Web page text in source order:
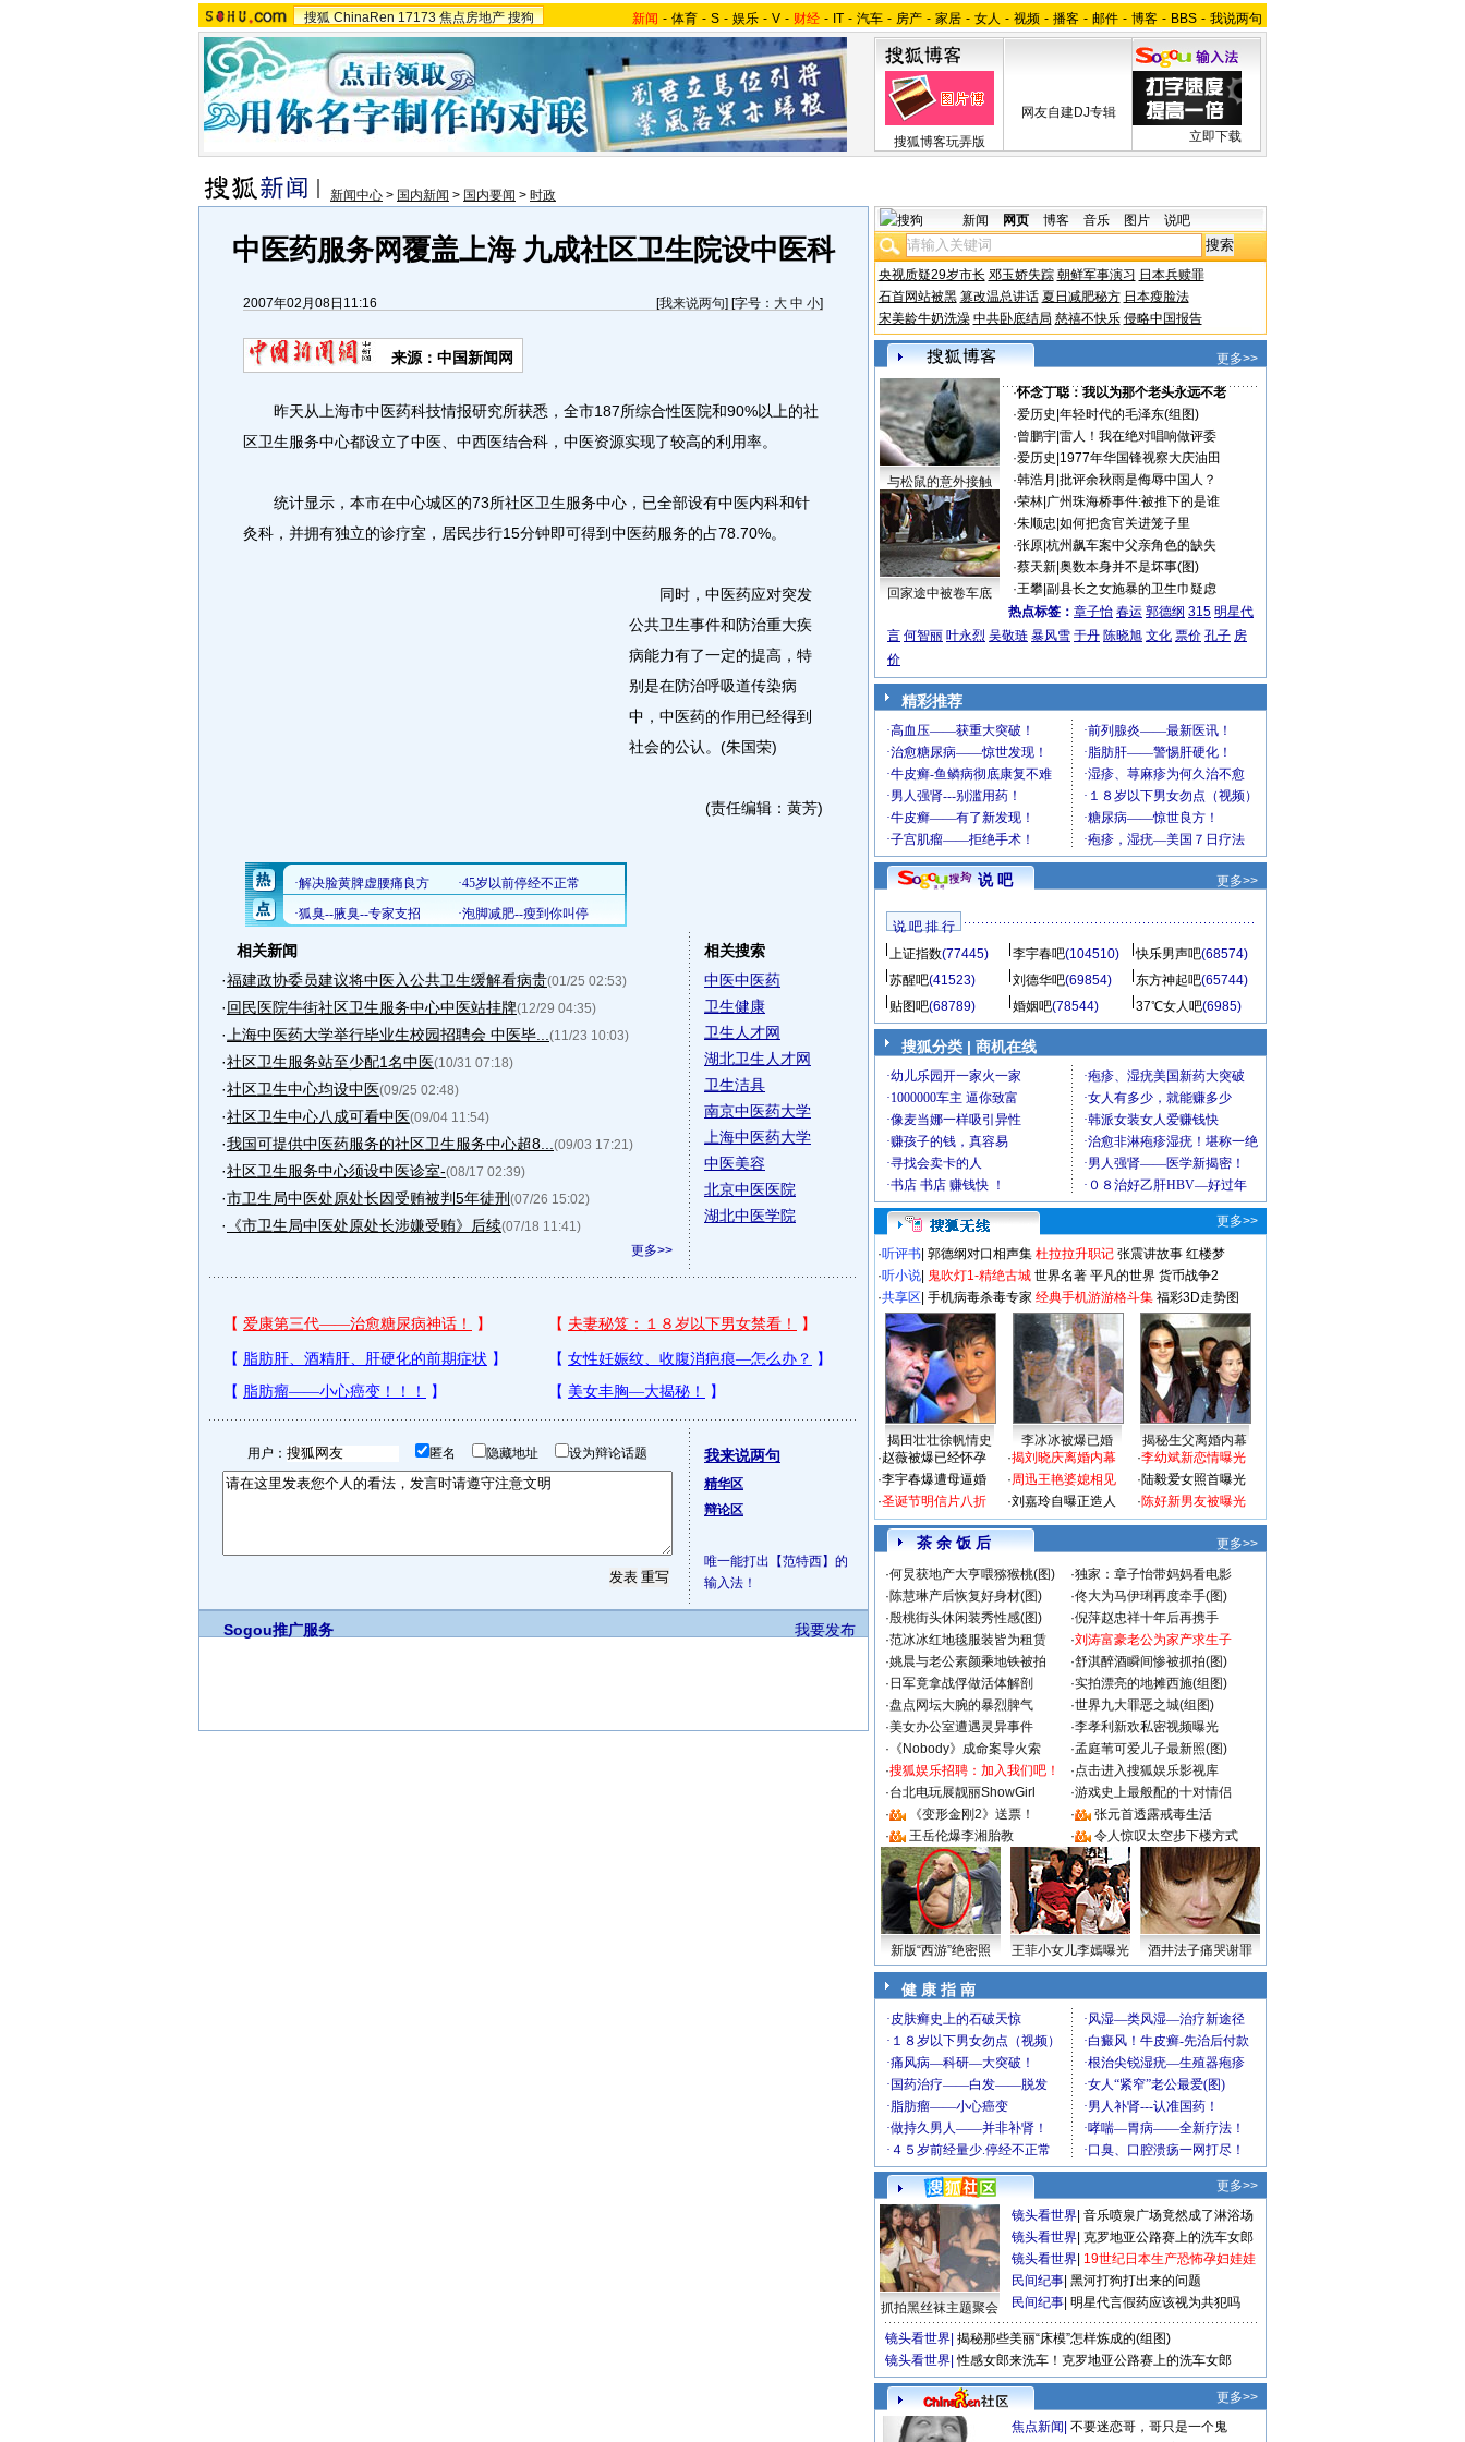
搜狐 ChinaRen 17173 焦点房地产 搜狗 新闻 - 体育 - S - 娱乐 - V - 财经 - IT - 汽车 - 房产 - 家居 - 女人 - 视频 - 播客 - 邮件 - 博客 - BBS - 我说两句
搜狐博客玩弄版
网友自建DJ专辑
立即下载
新闻中心 > 国内新闻 > 国内要闻 > 时政
中医药服务网覆盖上海 九成社区卫生院设中医科
2007年02月08日11:16 [我来说两句] [字号： 大 中 小]
来源：中国新闻网
昨天从上海市中医药科技情报研究所获悉，全市187所综合性医院和90%以上的社
区卫生服务中心都设立了中医、中西医结合科，中医资源实现了较高的利用率。
统计显示，本市在中心城区的73所社区卫生服务中心，已全部设有中医内科和针
灸科，并拥有独立的诊疗室，居民步行15分钟即可得到中医药服务的占78.70%。
同时，中医药应对突发
公共卫生事件和防治重大疾
病能力有了一定的提高，特
别是在防治呼吸道传染病
中，中医药的作用已经得到
社会的公认。(朱国荣)
(责任编辑：黄芳)
相关新闻
·福建政协委员建议将中医入公共卫生缓解看病贵(01/25 02:53)
·回民医院牛街社区卫生服务中心中医站挂牌(12/29 04:35)
· 上海中医药大学举行毕业生校园招聘会 中医毕... (11/23 10:03)
·社区卫生服务站至少配1名中医(10/31 07:18)
·社区卫生中心均设中医(09/25 02:48)
·社区卫生中心八成可看中医(09/04 11:54)
·我国可提供中医药服务的社区卫生服务中心超8... (09/03 17:21)
·社区卫生服务中心须设中医诊室-(08/17 02:39)
·市卫生局中医处原处长因受贿被判5年徒刑 (07/26 15:02)
· 《市卫生局中医处原处长涉嫌受贿》后续(07/18 11:41)
更多>>
相关搜索
中医中医药
卫生健康
卫生人才网
湖北卫生人才网
卫生洁具
南京中医药大学
上海中医药大学
中医美容
北京中医医院
湖北中医学院
用户： 匿名 隐藏地址 设为辩论话题 我来说两句
精华区
辩论区
唯一能打出【范特西】的
输入法！
我要发布
Sogou推广服务
新闻 网页 博客 音乐 图片 说吧
央视质疑29岁市长 邓玉娇失踪 朝鲜军事演习 日本兵赎罪
石首网站被黑 篡改温总讲话 夏日减肥秘方 日本瘦脸法
宋美龄牛奶洗澡 中共卧底结局 慈禧不快乐 侵略中国报告
更多>>
与松鼠的意外接触
回家途中被卷车底
·怀念丁聪：我以为那个老头永远不老
·爱历史 年轻时代的毛泽东(组图)
·曾鹏宇| 雷人！我在绝对唱响做评委
·爱历史 1977年华国锋视察大庆油田
·韩浩月 批评余秋雨是侮辱中国人？
·荣林| 广州珠海桥事件:被推下的是谁
·朱顺忠 如何把贪官关进笼子里
·张原| 杭州飙车案中父亲角色的缺失
·蔡天新| 奥数本身并不是坏事(图)
·王攀| 副县长之女施暴的卫生巾疑虑
热点标签： 章子怡 春运 郭德纲 315 明星代
言 何智丽 叶永烈 吴敬琏 暴风雪 于丹 陈晓旭 文化 票价 孔子 房
价
精彩推荐
说 吧 更多>>
说 吧 排 行
上证指数(77445) 李宇春吧(104510) 快乐男声吧(68574)
苏醒吧(41523) 刘德华吧(69854) 东方神起吧(65744)
贴图吧(68789) 婚姻吧(78544) 37℃女人吧(6985)
搜狐分类 | 商机在线
更多>>
·听评书 郭德纲对口相声集 杜拉拉升职记 张震讲故事 红楼梦
·听小说 鬼吹灯1-精绝古城 世界名著 平凡的世界 货币战争2
·共享区 手机病毒杀毒专家 经典手机游游格斗集 福彩3D走势图
揭田壮壮徐帆情史 李冰冰被爆已婚
揭秘生父离婚内幕
·赵薇被爆已经怀孕
·李宇春爆遭母逼婚
·圣诞节明信片八折
·揭刘晓庆离婚内幕
·周迅王艳婆媳相见
·刘嘉玲自曝正造人
·李幼斌新恋情曝光
·陆毅爱女照首曝光
·陈好新男友被曝光
茶 余 饭 后
更多>>
·何炅获地产大亨喂猕猴桃(图) ·独家：章子怡带妈妈看电影
·陈慧琳产后恢复好身材(图) ·佟大为马伊琍再度牵手(图)
·殷桃街头休闲装秀性感(图) ·倪萍赵忠祥十年后再携手
·范冰冰红地毯服装皆为租赁 ·刘涛富豪老公为家产求生子
·姚晨与老公素颜乘地铁被拍 ·舒淇醉酒瞬间惨被抓拍(图)
· 日军竟拿战俘做活体解剖 ·实拍漂亮的地摊西施(组图)
·盘点网坛大腕的暴烈脾气 ·世界九大罪恶之城(组图)
·美女办公室遭遇灵异事件 ·李孝利新欢私密视频曝光
· 《Nobody》成命案导火索 ·孟庭苇可爱儿子最新照(图)
·搜狐娱乐招聘：加入我们吧！ ·点击进入搜狐娱乐影视库
·台北电玩展靓丽ShowGirl ·游戏史上最般配的十对情侣
·
《变形金刚2》送票！ ·
张元首透露戒毒生活
·
王岳伦爆李湘胎教 · 令人惊叹太空步下楼方式
新版“西游”绝密照 王菲小女儿李嫣曝光 酒井法子痛哭谢罪
健 康 指 南
更多>>
抓拍黑丝袜主题聚会
镜头看世界 音乐喷泉广场竟然成了淋浴场
镜头看世界 克罗地亚公路赛上的洗车女郎
镜头看世界 19世纪日本生产恐怖孕妇娃娃
民间纪事 黑河打狗打出来的问题
民间纪事 明星代言假药应该视为共犯吗
镜头看世界 揭秘那些美丽“床模”怎样炼成的(组图)
镜头看世界 性感女郎来洗车！克罗地亚公路赛上的洗车女郎
更多>>
焦点新闻 不要迷恋哥，哥只是一个鬼